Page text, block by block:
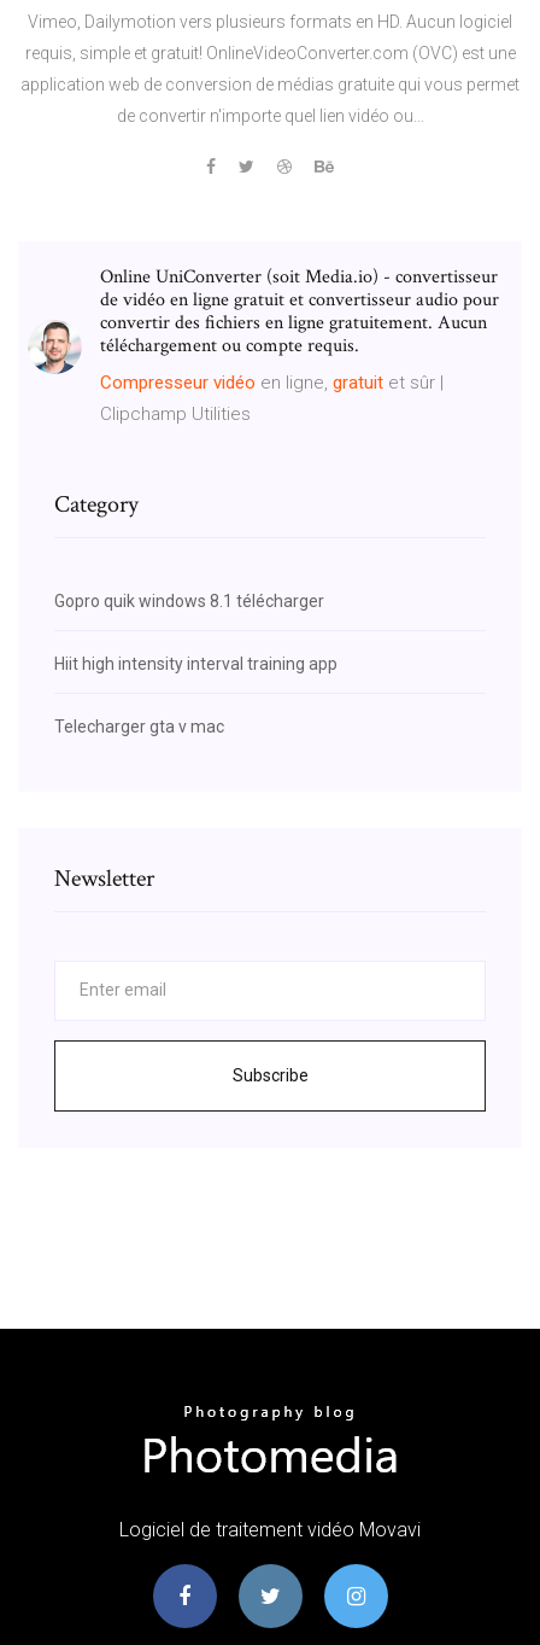
Vimeo, Dailymotion vers plusieurs formats en HD. Aucun logiciel
requis, simple et gratuit! OnlineVideoConverter.com (OVC) est une
application web de conversion de médias gratuite qui vous permet
de convertir n'importe quel lien vidéo ou...
Online UniConverter (soit Media.io) - convertisseur
de vidéo en ligne gratuit et convertisseur audio pour
convertir des fichiers en ligne gratuitement. Aucun
téléchargement ou compte requis.
Compresseur vidéo en ligne, gratuit et sûr |
Clipchamp Utilities
Category
Gopro quik windows 8.1 télécharger
Hiit high intensity interval training app
Telecharger gta v mac
Newsletter
Subscribe
Logiciel de traitement vidéo Movavi